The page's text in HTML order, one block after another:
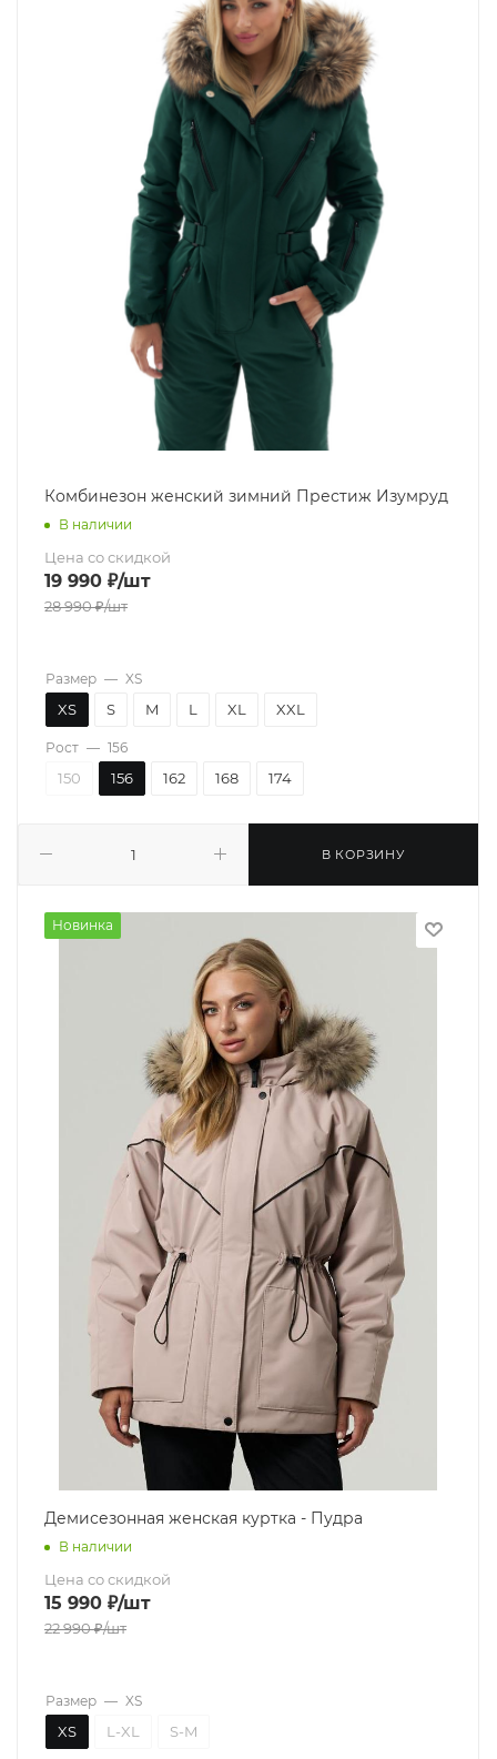
Комбинезон женский зимний Престиж Изумруд
В наличии
Цена со скидкой
19 990 ₽/шт
28 990₽/шт
В КОРЗИНУ
Размер — XS
XS S M L XL XXL
Рост — 156
150 156 162 168 174
Новинка
Демисезонная женская куртка - Пудра
В наличии
Цена со скидкой
15 990 ₽/шт
22 990₽/шт
Размер — XS
XS L-XL S-M